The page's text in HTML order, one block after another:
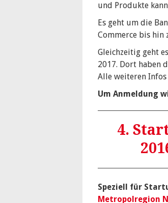
und Produkte
Es geht um die
Commerce bis hin
Gleichzeitig geht
2017. Dort haben
Alle weiteren
Um Anmeldung
4.
Speziell für
Metropolregion